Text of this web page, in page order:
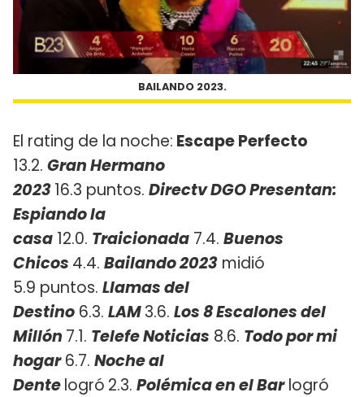
BAILANDO 2023.
El rating de la noche: Escape Perfecto
13.2. Gran Hermano
202316.3 puntos. Directv DGO Presentan:
Espiando la
casa 12.0. Traicionada 7.4. Buenos
Chicos 4.4. Bailando 2023 midió
5.9 puntos. Llamas del
Destino 6.3. LAM3.6. Los 8 Escalones del
Millón 7.1. Telefe Noticias 8.6. Todo por mi
hogar6.7. Noche al
Dentelogró 2.3. Polémica en el Barlogró